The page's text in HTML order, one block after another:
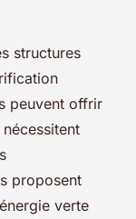
structures
peuvent offrir
proposent
verte